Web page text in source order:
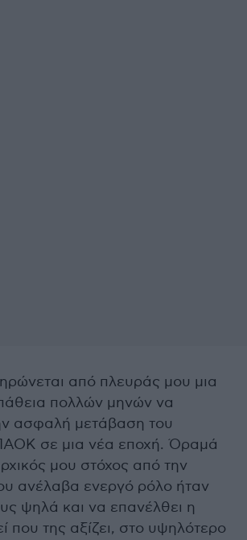
από πλευράς μου μια
πολλών μηνών να
ασφαλή μετάβαση του
σε μια νέα εποχή. Όραμά
μου στόχος από την
ανέλαβα ενεργό ρόλο ήταν
ψηλά και να επανέλθει η
που της αξίζει, στο υψηλότερο